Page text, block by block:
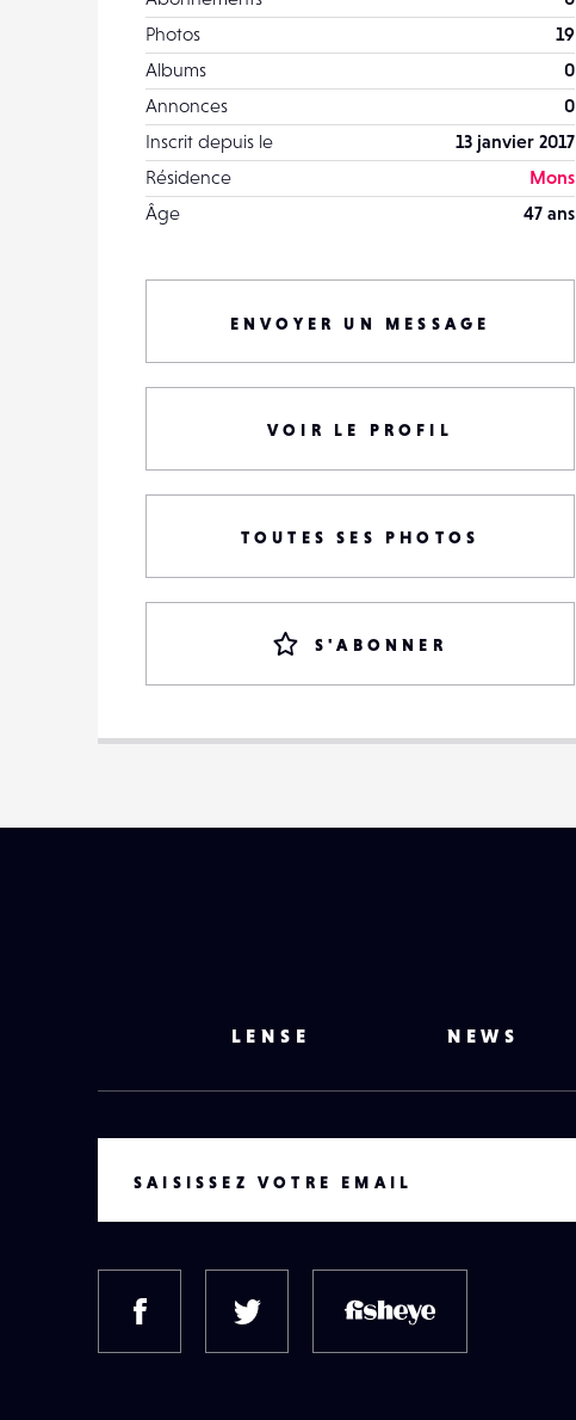
Photos
19
Albums
0
Annonces
0
Inscrit depuis le
13 janvier 2017
Résidence
Mons
Âge
47 ans
ENVOYER UN MESSAGE
VOIR LE PROFIL
TOUTES SES PHOTOS
S'ABONNER
LENSE NEWS
SAISISSEZ VOTRE EMAIL
FACEBOOK TWITTER